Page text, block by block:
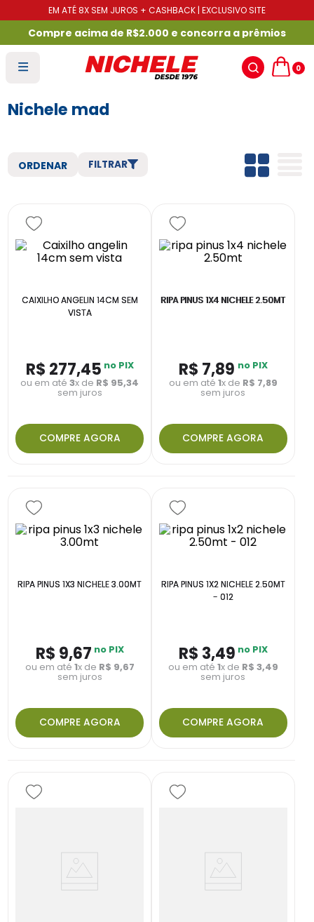
EM ATÉ 8X SEM JUROS + CASHBACK | EXCLUSIVO SITE
Compre acima de R$2.000 e concorra a prêmios
0
Nichele mad
FILTRAR
CAIXILHO ANGELIN 14CM SEM
VISTA
R$ 277,45 no PIX
ou em até3x de R$ 95,34
sem juros
COMPRE AGORA
RIPA PINUS 1X4 NICHELE 2.50MT
R$ 7,89 no PIX
ou em até 1x de R$ 7,89
sem juros
COMPRE AGORA
RIPA PINUS 1X3 NICHELE 3.00MT
R$ 9,67 no PIX
ou em até 1x de R$ 9,67
sem juros
COMPRE AGORA
RIPA PINUS 1X2 NICHELE 2.50MT
- 012
R$ 3,49 no PIX
ou em até 1x de R$ 3,49
sem juros
COMPRE AGORA